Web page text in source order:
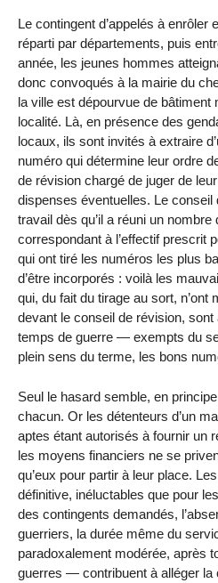
Le contingent d’appelés à enrôler
réparti par départements, puis
année, les jeunes hommes
donc convoqués à la mairie du
la ville est dépourvue de bâtiment
localité. Là, en présence des
locaux, ils sont invités à extraire
numéro qui détermine leur ordre
de révision chargé de juger de
dispenses éventuelles. Le conseil
travail dès qu’il a réuni un
correspondant à l’effectif prescrit
qui ont tiré les numéros les plus
d’être incorporés : voilà les
qui, du fait du tirage au sort,
devant le conseil de révision,
temps de guerre — exempts du
plein sens du terme, les bons
Seul le hasard semble, en
chacun. Or les détenteurs d’un
aptes étant autorisés à fournir un
les moyens financiers ne se
qu’eux pour partir à leur place.
définitive, inéluctables que pour
des contingents demandés,
guerriers, la durée même du
paradoxalement modérée, après
guerres — contribuent à alléger la